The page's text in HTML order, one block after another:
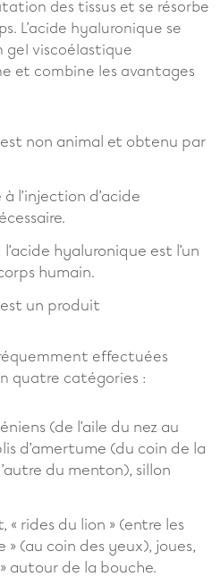
des tissus et se résorbe
L’acide hyaluronique se
gel viscoélastique
et combine les avantages
non animal et obtenu par
l’injection d’acide
hyaluronique est l’un
humain.
un produit
effectuées
quatre catégories :
(de l’aile du nez au
d’amertume (du coin de la
du menton), sillon
« rides du lion » (entre les
» (au coin des yeux), joues,
autour de la bouche.